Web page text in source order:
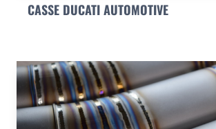
CASSE DUCATI AUTOMOTIVE